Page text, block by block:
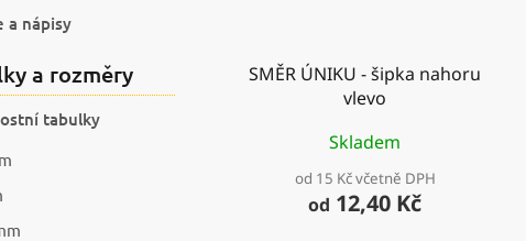
a nápisy
a rozměry
tabulky
SMĚR ÚNIKU - šipka nahoru
vlevo
Skladem
od 15 Kč včetně DPH
od 12,40 Kč